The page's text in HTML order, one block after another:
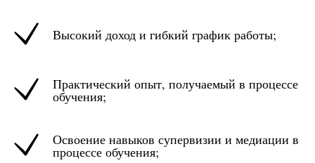
Высокий доход и гибкий график работы;
Практический опыт, получаемый в процессе
обучения;
Освоение навыков супервизии и медиации в
процессе обучения;